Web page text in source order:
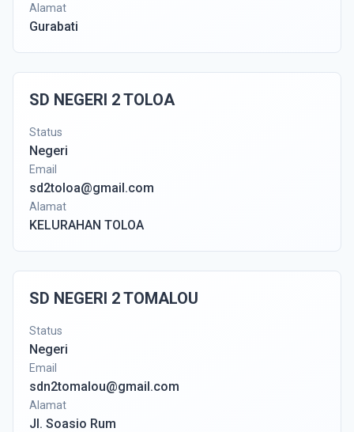
Alamat
Gurabati
SD NEGERI 2 TOLOA
Status
Negeri
Email
sd2toloa@gmail.com
Alamat
KELURAHAN TOLOA
SD NEGERI 2 TOMALOU
Status
Negeri
Email
sdn2tomalou@gmail.com
Alamat
Jl. Soasio Rum